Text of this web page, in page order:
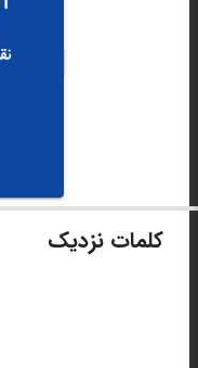
کلمات نزدیک